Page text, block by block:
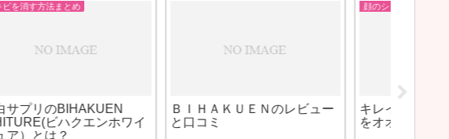
ハイドロキノン配合クリーム
ならユークロマクリーム